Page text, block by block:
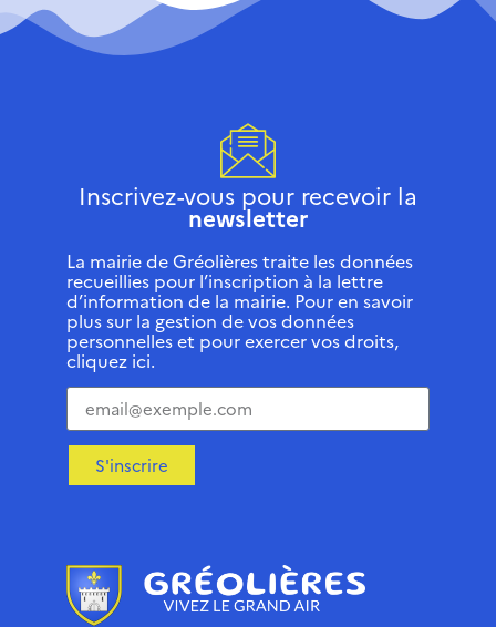
Inscrivez-vous pour recevoir la
newsletter
La mairie de Gréolières traite les données
recueillies pour l’inscription à la lettre
d’information de la mairie. Pour en savoir
plus sur la gestion de vos données
personnelles et pour exercer vos droits,
cliquez ici.
S'inscrire